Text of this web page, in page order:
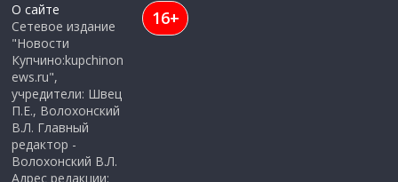
О сайте
Сетевое издание
"Новости
Купчино:kupchinon
ews.ru",
учредители: Швец
П.Е., Волохонский
В.Л. Главный
редактор -
Волохонский В.Л.
Адрес редакции:
16+